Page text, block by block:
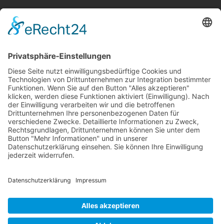
< >
Gemeinde Schaan